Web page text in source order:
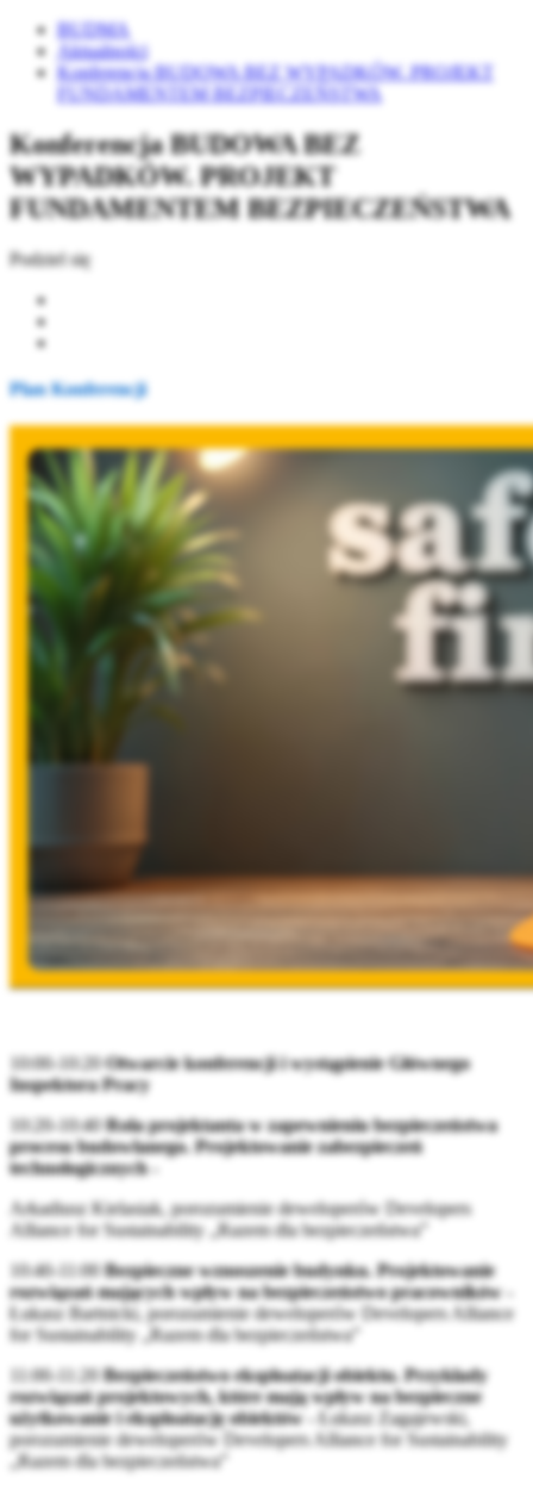
BUDMA
Aktualności
Konferencja BUDOWA BEZ WYPADKÓW. PROJEKT
FUNDAMENTEM BEZPIECZEŃSTWA
Konferencja BUDOWA BEZ
WYPADKÓW. PROJEKT
FUNDAMENTEM BEZPIECZEŃSTWA
Podziel się
Plan Konferencji
10:00-10:20Otwarcie konferencji i wystąpienie Głównego
Inspektora Pracy
10:20-10:40Rola projektanta w zapewnieniu bezpieczeństwa
procesu budowlanego. Projektowanie zabezpieczeń
technologicznych -
Arkadiusz Kielasiak, porozumienie deweloperów Developers
Alliance for Sustainability „Razem dla bezpieczeństwa”
10:40-11:00Bezpieczne wznoszenie budynku. Projektowanie
rozwiązań mających wpływ na bezpieczeństwo pracowników -
Łukasz Bartnicki, porozumienie deweloperów Developers Alliance
for Sustainability „Razem dla bezpieczeństwa”
11:00-11:20Bezpieczeństwo eksploatacji obiektu. Przykłady
rozwiązań projektowych, które mają wpływ na bezpieczne
użytkowanie i eksploatację obiektów - Łukasz Zagajewski,
porozumienie deweloperów Developers Alliance for Sustainability
„Razem dla bezpieczeństwa”